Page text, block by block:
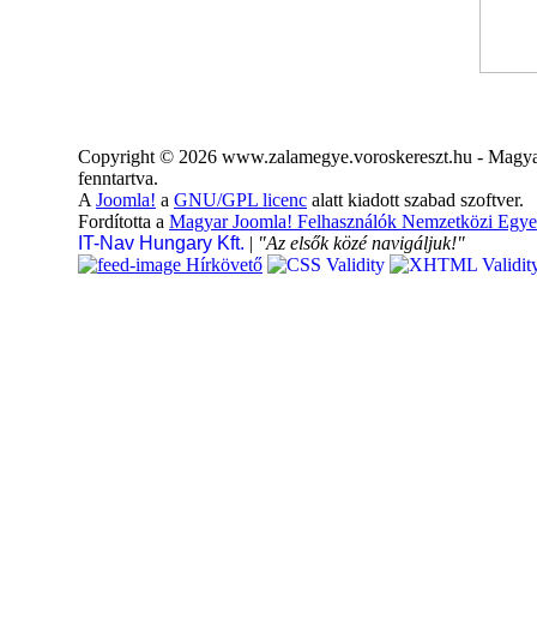
Copyright © 2026 www.zalamegye.voroskereszt.hu -
fenntartva.
A Joomla! a GNU/GPL licenc alatt kiadott szabad szoftver.
Fordította a Magyar Joomla! Felhasználók Nemzetközi
IT-Nav Hungary Kft. | "Az elsők közé navigáljuk!"
Hírkövető